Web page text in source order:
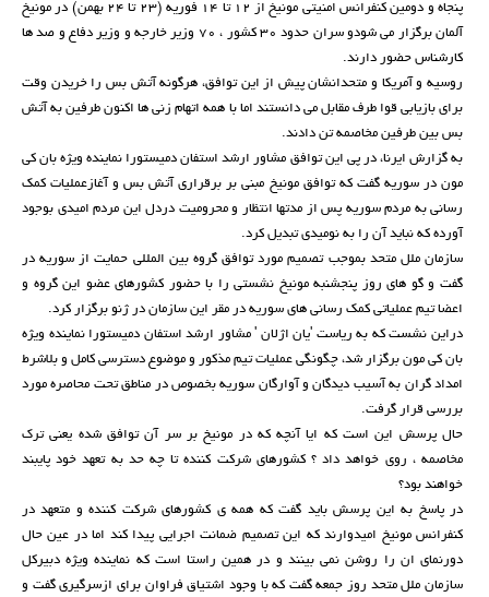
پنجاه و دومین کنفرانس امنیتی مونیخ از 12 تا 14 فوریه (23 تا 24 بهمن) در مونیخ
آلمان برگزار می شودو سران حدود 30 کشور ، 70 وزیر خارجه و وزیر دفاع و صد ها
کارشناس حضور دارند.
روسیه و آمریکا و متحدانشان پیش از این توافق، هرگونه آتش بس را خریدن وقت
برای بازیابی قوا طرف مقابل می دانستند اما با همه اتهام زنی ها اکنون طرفین به آتش
بس بین طرفین مخاصمه تن دادند.
به گزارش ایرنا، در پی این توافق مشاور ارشد استفان دمیستورا نماینده ویژه بان کی
مون در سوریه گفت که توافق مونیخ مبنی بر برقراری آتش بس و آغازعملیات کمک
رسانی به مردم سوریه پس از مدتها انتظار و محرومیت دردل این مردم امیدی بوجود
آورده که نباید آن را به نومیدی تبدیل کرد.
سازمان ملل متحد بموجب تصمیم مورد توافق گروه بین المللی حمایت از سوریه در
گفت و گو های روز پنجشنبه مونیخ نشستی را با حضور کشورهای عضو این گروه و
اعضا تیم عملیاتی کمک رسانی های سوریه در مقر این سازمان در ژنو برگزار کرد.
دراین نشست که به ریاست 'یان اژلان ' مشاور ارشد استفان دمیستورا نماینده ویژه
بان کی مون برگزار شد، چگونگی عملیات تیم مذکور و موضوع دسترسی کامل و بلاشرط
امداد گران به آسیب دیدگان و آوارگان سوریه بخصوص در مناطق تحت محاصره مورد
بررسی قرار گرفت.
حال پرسش این است که ایا آنچه که در مونیخ بر سر آن توافق شده یعنی ترک
مخاصمه ، روی خواهد داد ؟ کشورهای شرکت کننده تا چه حد به تعهد خود پایبند
خواهند بود؟
در پاسخ به این پرسش باید گفت که همه ی کشورهای شرکت کننده و متعهد در
کنفرانس مونیخ امیدوارند که این تصمیم ضمانت اجرایی پیدا کند اما در عین حال
دورنمای ان را روشن نمی بینند و در همین راستا است که نماینده ویژه دبیرکل
سازمان ملل متحد روز جمعه گفت که با وجود اشتیاق فراوان برای ازسرگیری گفت و